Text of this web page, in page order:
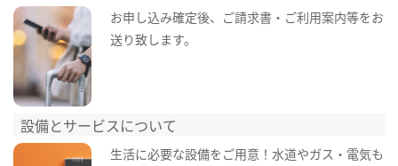
お申し込み確定後、ご請求書・ご利用案内等をお
送り致します。
設備とサービスについて
生活に必要な設備をご用意！水道やガス・電気も